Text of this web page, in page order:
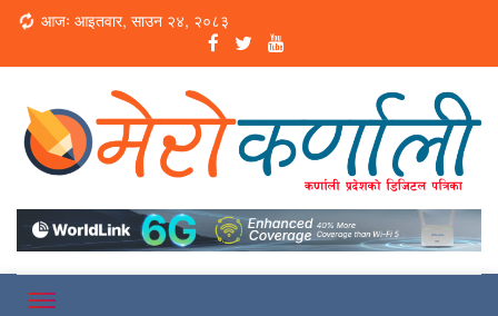
Loading...
आजः आइतवार, साउन २४, २०८३
Merokarnali